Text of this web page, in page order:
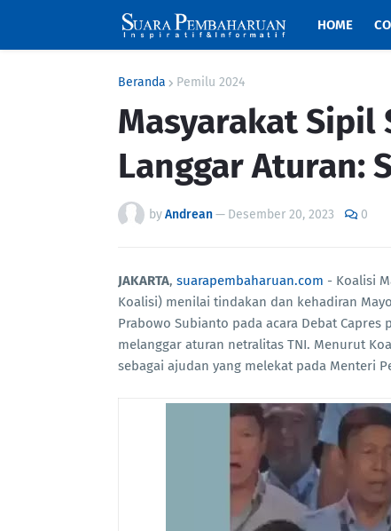
HOME
Beranda Pemilu 2024
Masyarakat Sipil
Langgar Aturan:
byAndrean— Desember 20, 2023 0
JAKARTA, suarapembaharuan.com - Koalisi
Koalisi) menilai tindakan dan kehadiran
Prabowo Subianto pada acara Debat Capres
melanggar aturan netralitas TNI. Menurut
sebagai ajudan yang melekat pada Menteri